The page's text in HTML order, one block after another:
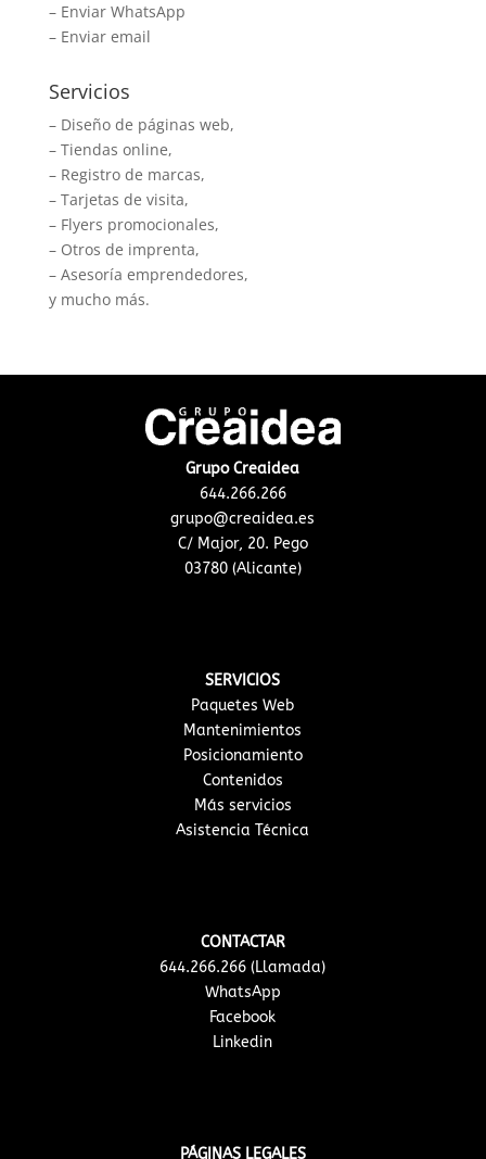
– Enviar WhatsApp
– Enviar email
Servicios
– Diseño de páginas web,
– Tiendas online,
– Registro de marcas,
– Tarjetas de visita,
– Flyers promocionales,
– Otros de imprenta,
– Asesoría emprendedores,
y mucho más.
Grupo Creaidea
644.266.266
grupo@creaidea.es
C/ Major, 20. Pego
03780 (Alicante)
SERVICIOS
Paquetes Web
Mantenimientos
Posicionamiento
Contenidos
Más servicios
Asistencia Técnica
CONTACTAR
644.266.266 (Llamada)
WhatsApp
Facebook
Linkedin
PÁGINAS LEGALES